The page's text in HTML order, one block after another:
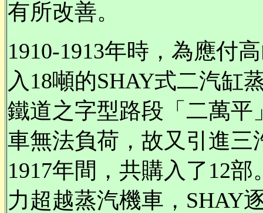
有所改善。
1910-1913年時，為應付
入18噸的SHAY式二汽缸
鐵道之字型路段「二萬平
車無法負荷，故又引進三
1917年間，共購入了12
力超越蒸汽機車，SHAY